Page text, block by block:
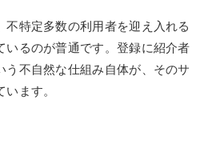
不特定多数の利用者を迎え入れる
いるのが普通です。登録に紹介者
う不自然な仕組み自体が、そのサ
ます。